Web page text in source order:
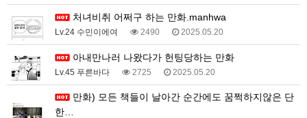
처녀비취 어쩌구 하는 만화.manhwa
Lv.24 수민이에여 2490 2025.05.20
아내만나러 나왔다가 헌팅당하는 만화
Lv.45 푸른바다 2725 2025.05.20
한…